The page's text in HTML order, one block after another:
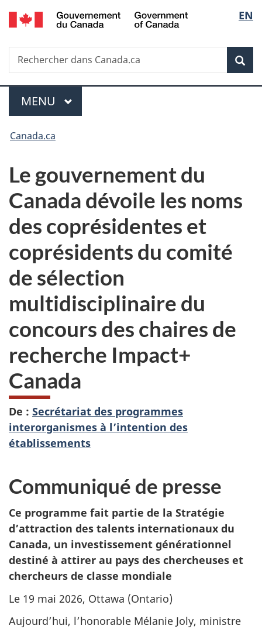
Passer
au
principal
Passer
à
Au
du
Passer
à
version
simplifiée
de
la
EN
Recherche
Rechercher
dans
Menu
MENU PRINCIPAL
Vous
ici :
Canada.ca
Le gouvernement du
Canada dévoile les noms
des coprésidentes et
coprésidents du comité
de sélection
multidisciplinaire du
concours des chaires de
recherche Impact+
Canada
De : Secrétariat des programmes
interorganismes à l’intention des
établissements
Communiqué de presse
Ce programme fait partie de la Stratégie
d’attraction des talents internationaux du
Canada, un investissement générationnel
destiné à attirer au pays des chercheuses et
chercheurs de classe mondiale
Le 19 mai 2026, Ottawa (Ontario)
Aujourd’hui, l’honorable Mélanie Joly, ministre